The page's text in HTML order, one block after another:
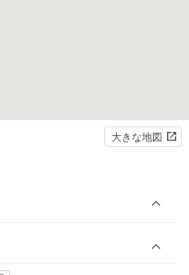
大きな地図